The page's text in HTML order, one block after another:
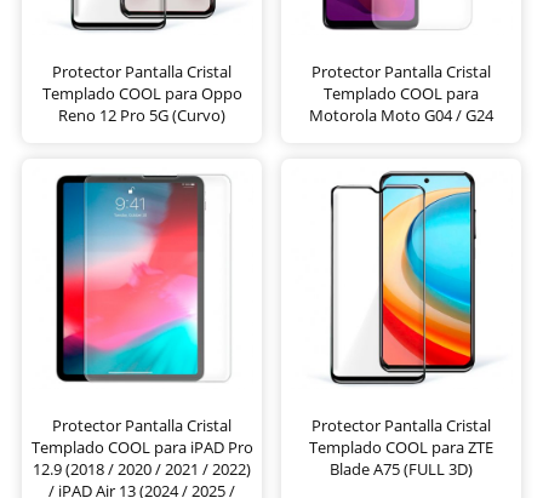
Protector Pantalla Cristal
Templado COOL para Oppo
Reno 12 Pro 5G (Curvo)
Protector Pantalla Cristal
Templado COOL para
Motorola Moto G04 / G24
Protector Pantalla Cristal
Templado COOL para iPAD Pro
12.9 (2018 / 2020 / 2021 / 2022)
/ iPAD Air 13 (2024 / 2025 /
Protector Pantalla Cristal
Templado COOL para ZTE
Blade A75 (FULL 3D)